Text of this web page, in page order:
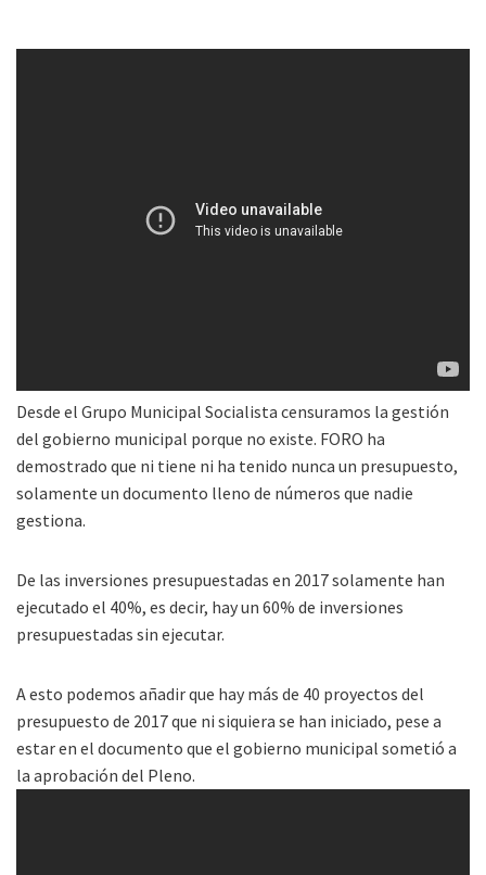
Desde el Grupo Municipal Socialista censuramos la gestión
del gobierno municipal porque no existe. FORO ha
demostrado que ni tiene ni ha tenido nunca un presupuesto,
solamente un documento lleno de números que nadie
gestiona.
De las inversiones presupuestadas en 2017 solamente han
ejecutado el 40%, es decir, hay un 60% de inversiones
presupuestadas sin ejecutar.
A esto podemos añadir que hay más de 40 proyectos del
presupuesto de 2017 que ni siquiera se han iniciado, pese a
estar en el documento que el gobierno municipal sometió a
la aprobación del Pleno.